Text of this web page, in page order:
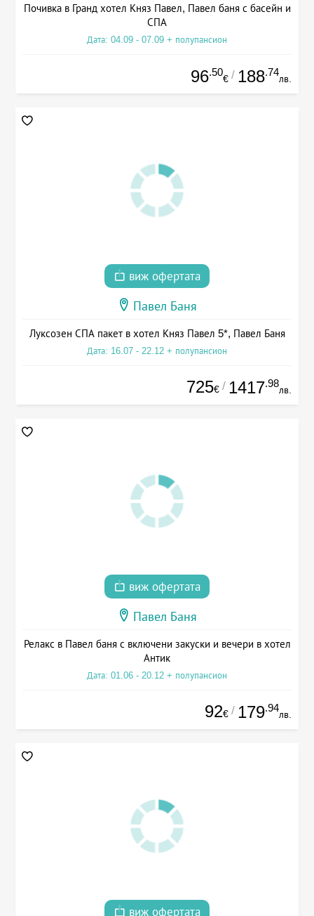
Почивка в Гранд хотел Княз Павел, Павел баня с басейн и
СПА
Дата: 04.09 - 07.09 + полупансион
96.50
€ / 188.74
лв.
виж офертата
Павел Баня
Луксозен СПА пакет в хотел Княз Павел 5*, Павел Баня
Дата: 16.07 - 22.12 + полупансион
725€ / 1417.98
лв.
виж офертата
Павел Баня
Релакс в Павел баня с включени закуски и вечери в хотел
Антик
Дата: 01.06 - 20.12 + полупансион
92€ / 179.94
лв.
виж офертата